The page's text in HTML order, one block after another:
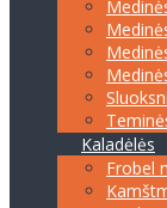
Kaladėlės
Frobel